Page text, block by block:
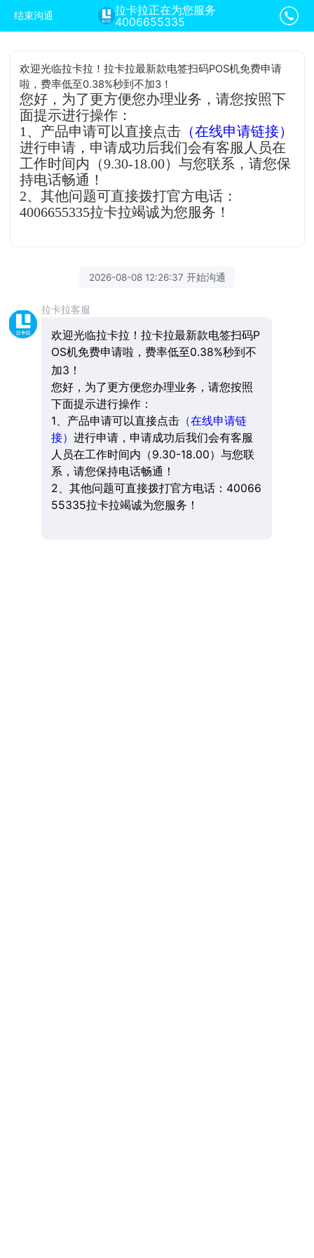
结束沟通
拉卡拉正在为您服务
4006655335
欢迎光临拉卡拉！拉卡拉最新款电签扫码POS机免费申请
啦，费率低至0.38%秒到不加3！
您好，为了更方便您办理业务，请您按照下
面提示进行操作：
1、产品申请可以直接点击 （在线申请链接）
进行申请，申请成功后我们会有客服人员在
工作时间内（9.30-18.00）与您联系，请您保
持电话畅通！
2、其他问题可直接拨打官方电话：
4006655335拉卡拉竭诚为您服务！
2026-08-08 12:26:37 开始沟通
拉卡拉客服
欢迎光临拉卡拉！拉卡拉最新款电签扫码P
OS机免费申请啦，费率低至0.38%秒到不
加3！
您好，为了更方便您办理业务，请您按照
下面提示进行操作：
1、产品申请可以直接点击（在线申请链
接） 进行申请，申请成功后我们会有客服
人员在工作时间内（9.30-18.00）与您联
系，请您保持电话畅通！
2、其他问题可直接拨打官方电话：40066
55335拉卡拉竭诚为您服务！